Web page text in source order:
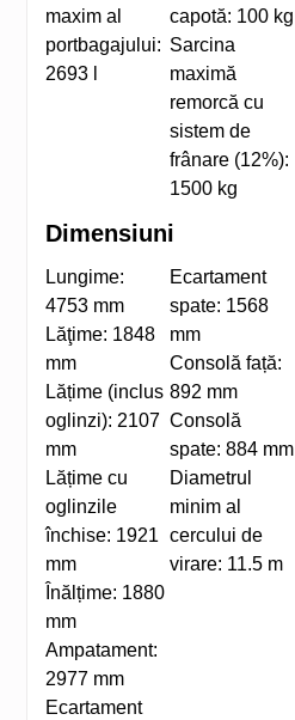
maxim al
portbagajului:
2693 l
capotă: 100 kg
Sarcina
maximă
remorcă cu
sistem de
frânare (12%):
1500 kg
Dimensiuni
Lungime:
4753 mm
Lăţime: 1848
mm
Lățime (inclus
oglinzi): 2107
mm
Lățime cu
oglinzile
închise: 1921
mm
Înălțime: 1880
mm
Ampatament:
2977 mm
Ecartament
Ecartament
spate: 1568
mm
Consolă față:
892 mm
Consolă
spate:884 mm
Diametrul
minim al
cercului de
virare: 11.5 m